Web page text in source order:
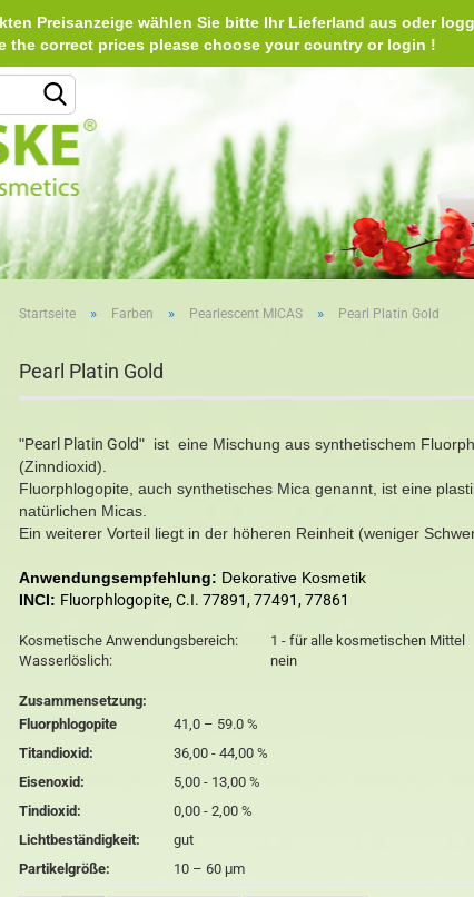
Preisanzeige wählen Sie bitte Ihr Lieferland aus oder
the correct prices please choose your country
Startseite » Farben » Pearlescent MICAS » Pearl Platin Gold
Pearl Platin Gold
"Pearl Platin Gold" ist eine Mischung aus synthetischem
(Zinndioxid).
Fluorphlogopite, auch synthetisches Mica genannt, ist eine
natürlichen Micas.
Ein weiterer Vorteil liegt in der höheren Reinheit (weniger
Anwendungsempfehlung: Dekorative Kosmetik
INCI: Fluorphlogopite, C.I. 77891, 77491, 77861
Kosmetische Anwendungsbereich:
1 - für alle kosmetischen Mittel
Wasserlöslich:
nein
Zusammensetzung:
Fluorphlogopite
41,0 – 59.0 %
Titandioxid:
36,00 - 44,00 %
Eisenoxid:
5,00 - 13,00 %
Tindioxid:
0,00 - 2,00 %
Lichtbeständigkeit:
gut
Partikelgröße:
10 – 60 μm